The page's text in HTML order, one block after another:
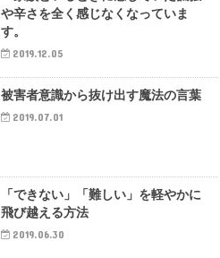
や辛さを全く感じなくなっていま
す。
2019.12.05
被害者意識から抜け出す魔法の言葉
2019.07.01
「できない」「難しい」を軽やかに
飛び越える方法
2019.06.30